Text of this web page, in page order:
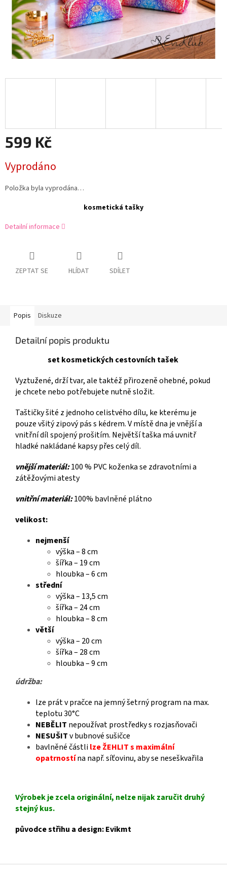
599 Kč
cena:
Vyprodáno
Položka byla vyprodána…
kosmetická tašky
Detailní informace
ZEPTAT SE HLÍDAT SDÍLET
Popis Diskuze
Detailní popis produktu
setkosmetických cestovních tašek
Vyztužené, drží tvar, ale taktéž přirozeně ohebné, pokud
je chcete nebo potřebujete nutně složit.
Taštičky šité z jednoho celistvého dílu, ke kterému je
pouze všitý zipový pás s kédrem. V místě dna je vnější a
vnitřní díl spojený prošitím. Největší taška má uvnitř
hladké nakládané kapsy přes celý díl.
vnější materiál:100 % PVC koženka se zdravotními a
zátěžovými atesty
vnitřní materiál:100% bavlněné plátno
velikost:
nejmenší
výška – 8 cm
šířka – 19 cm
hloubka – 6 cm
střední
výška – 13,5 cm
šířka – 24 cm
hloubka – 8 cm
větší
výška – 20 cm
šířka – 28 cm
hloubka – 9 cm
údržba:
lze prát v pračce na jemný šetrný program na max.
teplotu 30°C
NEBĚLIT nepoužívat prostředky s rozjasňovači
NESUŠITv bubnové sušičce
bavlněné částlilze ŽEHLIT s maximální
opatrnostína např. síťovinu, aby se neseškvařila
Výrobek je zcela originální, nelze nijak zaručit druhý
stejný kus.
původce střihu a design: Evikmt